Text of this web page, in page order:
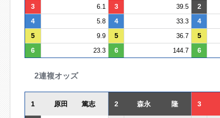
3
6.1 3 39.5
2
4
5.8 4 33.3
4
5
9.9 5 36.7
5
6
23.3 6 144.7 6
2連複オッズ
1 原田 篤志 2 森永 隆 3